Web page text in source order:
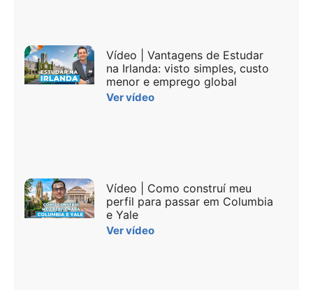
Vídeo | Vantagens de Estudar
na Irlanda: visto simples, custo
menor e emprego global
Ver vídeo
Vídeo | Como construí meu
perfil para passar em Columbia
e Yale
Ver vídeo